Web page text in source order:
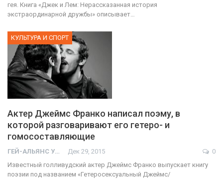
гея. Книга «Джек и Лем: Нерассказанная история
экстраординарной дружбы» описывает…
КУЛЬТУРА И СПОРТ
Актер Джеймс Франко написал поэму, в
которой разговаривают его гетеро- и
гомосоставляющие
ГЕЙ-АЛЬЯНС УКРАИНА Дек 29, 2015
0
Известный голливудский актер Джеймс Франко выпускает книгу
поэзии под названием «Гетеросексуальный Джеймс/